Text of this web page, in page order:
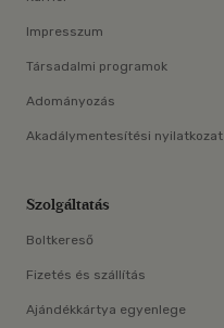
Impresszum
Társadalmi programok
Adományozás
Akadálymentesítési nyilatkozat
Szolgáltatás
Boltkereső
Fizetés és szállítás
Ajándékkártya egyenlege